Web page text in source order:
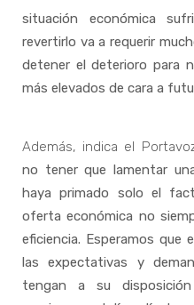
situación económica
revertirlo va a requerir
detener el deterioro para
más elevados de cara a
Además, indica el
no tener que lamentar
haya primado solo el
oferta económica no
eficiencia. Esperamos
las expectativas y
tengan a su disposición